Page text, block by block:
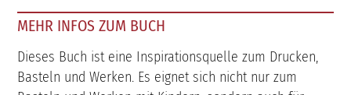
MEHR INFOS ZUM BUCH
Dieses Buch ist eine Inspirationsquelle zum Drucken,
Basteln und Werken. Es eignet sich nicht nur zum